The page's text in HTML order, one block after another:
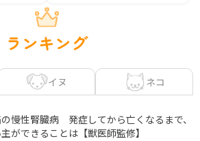
ランキング
イヌ ネコ
慢性腎臓病 発症してから亡くなるまで、
ができることは【獣医師監修】